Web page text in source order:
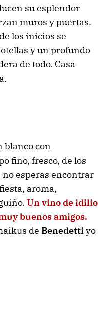
su esplendor
muros y puertas.
los inicios se
y un profundo
de todo. Casa
blanco con
fino, fresco, de los
esperas encontrar
aroma,
Un vino de idilio
buenos amigos.
de Benedettiyo